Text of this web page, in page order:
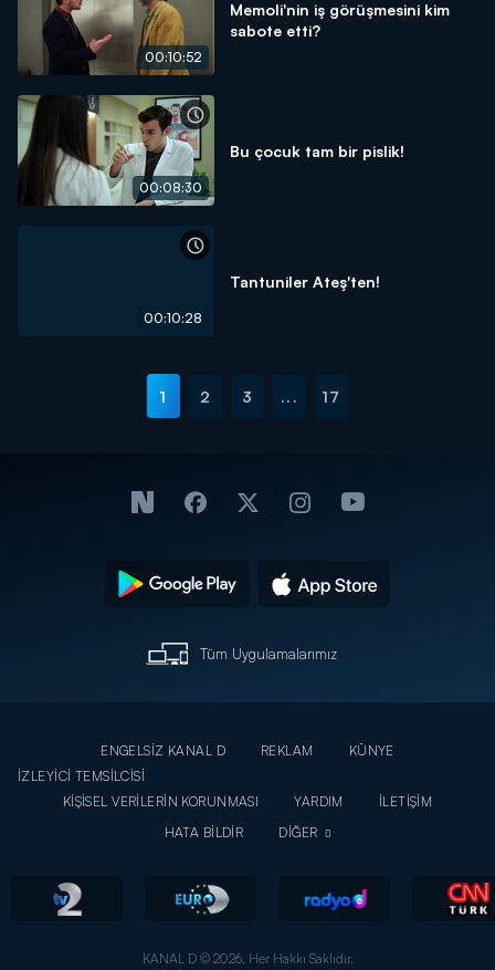
00:10:52
Memoli'nin iş görüşmesini kim
sabote etti?
00:08:30
Bu çocuk tam bir pislik!
00:10:28
Tantuniler Ateş'ten!
1 2 3 ... 17
Tüm Uygulamalarımız
ENGELSİZ KANAL D REKLAM
KÜNYE
İZLEYİCİ TEMSİLCİSİ
KİŞİSEL VERİLERİN KORUNMASI
YARDIM
İLETİŞİM
HATA BİLDİR
DİĞER
KANAL D © 2026. Her Hakkı Saklıdır.